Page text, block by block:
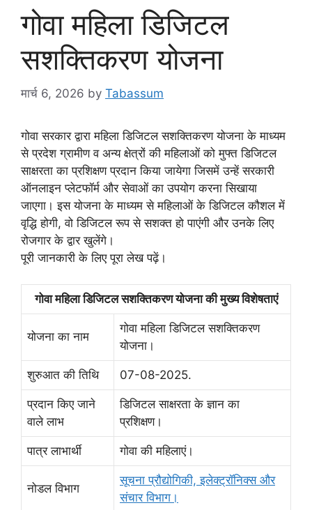
गोवा महिला डिजिटल
सशक्तिकरण योजना
मार्च 6, 2026 by Tabassum
गोवा सरकार द्वारा महिला डिजिटल सशक्तिकरण योजना के माध्यम
से प्रदेश ग्रामीण व अन्य क्षेत्रों की महिलाओं को मुफ्त डिजिटल
साक्षरता का प्रशिक्षण प्रदान किया जायेगा जिसमें उन्हें सरकारी
ऑनलाइन प्लेटफॉर्म और सेवाओं का उपयोग करना सिखाया
जाएगा। इस योजना के माध्यम से महिलाओं के डिजिटल कौशल में
वृद्धि होगी, वो डिजिटल रूप से सशक्त हो पाएंगी और उनके लिए
रोजगार के द्वार खुलेंगे।
पूरी जानकारी के लिए पूरा लेख पढ़ें।
गोवा महिला डिजिटल सशक्तिकरण योजना की मुख्य विशेषताएं
योजना का नाम
गोवा महिला डिजिटल सशक्तिकरण
योजना।
शुरुआत की तिथि 07-08-2025.
प्रदान किए जाने
वाले लाभ
डिजिटल साक्षरता के ज्ञान का
प्रशिक्षण।
पात्र लाभार्थी गोवा की महिलाएं।
नोडल विभाग
सूचना प्रौद्योगिकी, इलेक्ट्रॉनिक्स और
संचार विभाग।